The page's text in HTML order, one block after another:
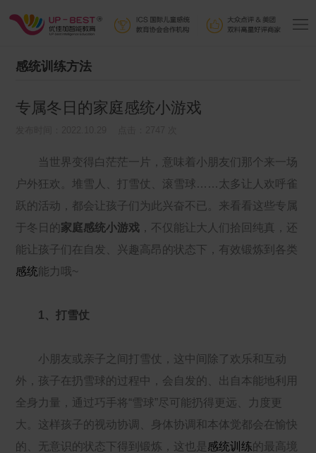
感统训练方法
专属冬日的家庭感统小游戏
当世界变得白茫茫一片，意味着小朋友们那个来一场
户外狂欢。堆雪人、打雪仗、滚雪球……太多让人欢呼雀
跃的活动，都会让孩子们为此兴奋不已。来看看这些专属
于冬日的家庭感统小游戏 ，不仅能让大人们拾回纯真，还
能让孩子们在自发、兴趣高昂的状态下，有效锻炼到各类
感统能力哦~
1、打雪仗
小朋友或亲子之间打雪仗，这中间除了欢乐和互动
外，孩子在扔雪球的过程中，会自发的、出自本能地利用
全身力量，通过巧手将“雪球”尽可能扔得更远、力度更
大。这样孩子的视动协调、身体协调和本体觉都会在愉快
的、无意识的状态下得到锻炼，这也是 感统训练的最高境